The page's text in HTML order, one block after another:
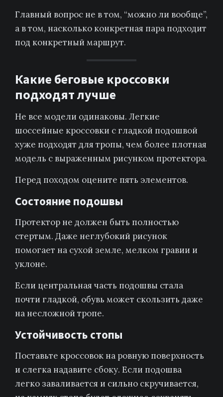
Главный вопрос не в том, “можно ли вообще”,
а в том, насколько конкретная пара подходит
под конкретный маршрут.
Какие беговые кроссовки
подходят лучше
Не все модели одинаковы. Легкие
шоссейные кроссовки с гладкой подошвой
хуже подходят для тропы, чем более плотная
модель с выраженным рисунком протектора.
Перед походом оцените пять элементов.
Состояние подошвы
Протектор не должен быть полностью
стертым. Даже неглубокий рисунок
помогает на сухой земле, мелком гравии и
уклоне.
Если центральная часть подошвы стала
почти гладкой, обувь может скользить даже
на несложной тропе.
Устойчивость стопы
Поставьте кроссовок на ровную поверхность
и слегка надавите сбоку. Если подошва
легко заваливается и сильно скручивается,